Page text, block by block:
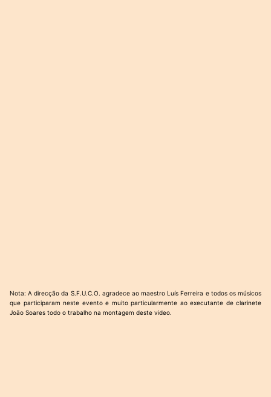
Nota: A direcção da S.F.U.C.O. agradece ao maestro Luís Ferreira e todos os músicos
que participaram neste evento e muito particularmente ao executante de clarinete
João Soares todo o trabalho na montagem deste video.